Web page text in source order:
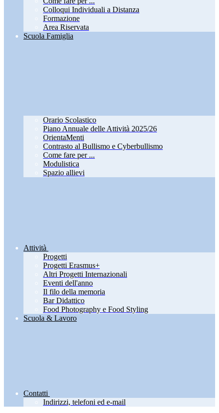
Colloqui Individuali a Distanza
Formazione
Area Riservata
Scuola Famiglia
Orario Scolastico
Piano Annuale delle Attività 2025/26
OrientaMenti
Contrasto al Bullismo e Cyberbullismo
Come fare per ...
Modulistica
Spazio allievi
Attività
Progetti
Progetti Erasmus+
Altri Progetti Internazionali
Eventi dell'anno
Il filo della memoria
Bar Didattico
Food Photography e Food Styling
Scuola & Lavoro
Contatti
Indirizzi, telefoni ed e-mail